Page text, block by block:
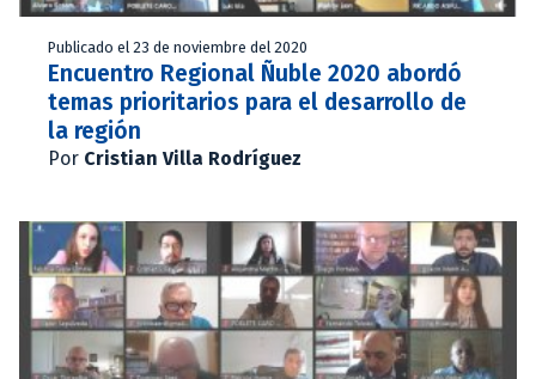
Publicado el 23 de noviembre del 2020
Encuentro Regional Ñuble 2020 abordó
temas prioritarios para el desarrollo de
la región
Por Cristian Villa Rodríguez